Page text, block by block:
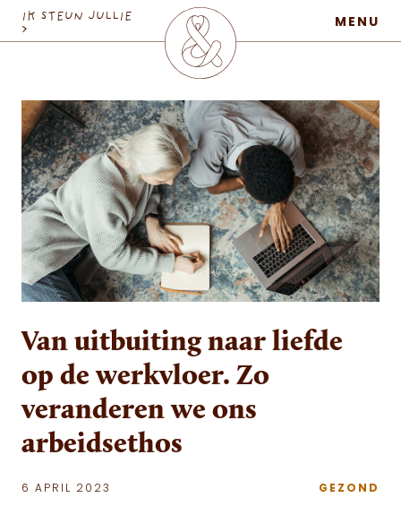
MaatschapWij
MENU
IK STEUN JULLIE
>
Van uitbuiting naar liefde
op de werkvloer. Zo
veranderen we ons
arbeidsethos
6 APRIL 2023 GEZOND